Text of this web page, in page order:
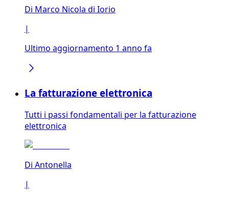
Di Marco Nicola di Iorio
|
Ultimo aggiornamento 1 anno fa
La fatturazione elettronica
Tutti i passi fondamentali per la fatturazione
elettronica
Di Antonella
|